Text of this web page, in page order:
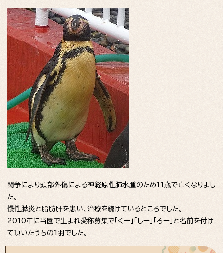
闘争により頭部外傷による神経原性肺水腫のため11歳で亡くなりまし
た。
慢性膵炎と脂肪肝を患い、治療を続けているところでした。
2010年に当園で生まれ愛称募集で「くー」「しー」「ろー」と名前を付け
て頂いたうちの1羽でした。